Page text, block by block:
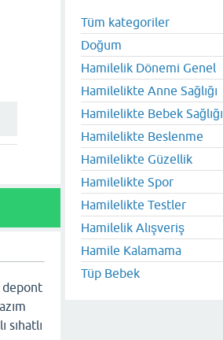
depont
sıhatlı
Tüm kategoriler
Doğum
Hamilelik Dönemi Genel
Hamilelikte Anne Sağlığı
Hamilelikte Bebek Sağlığı
Hamilelikte Beslenme
Hamilelikte Güzellik
Hamilelikte Spor
Hamilelikte Testler
Hamilelik Alışveriş
Hamile Kalamama
Tüp Bebek